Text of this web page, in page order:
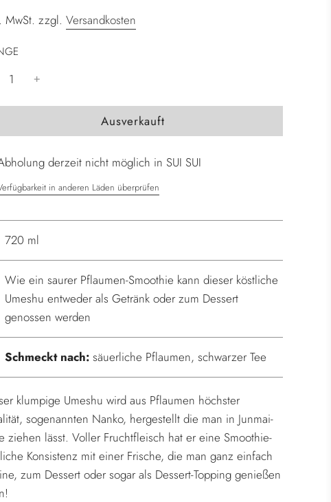
MwSt. zzgl.Versandkosten
W
i
r
d
g
l
n
.
.
Ausverkauft
derzeit nicht möglich in SUI SUI
in anderen Läden überprüfen
720 ml
Wie ein saurer Pflaumen-Smoothie kann dieser köstliche
Umeshu entweder als Getränk oder zum Dessert
genossen werden
Schmeckt nach:säuerliche Pflaumen, schwarzer Tee
klumpige Umeshu wird aus Pflaumen höchster
sogenannten Nanko, hergestellt die man in Junmai-
ziehen lässt. Voller Fruchtfleisch hat er eine Smoothie-
Konsistenz mit einer Frische, die man ganz einfach
zum Dessert oder sogar als Dessert-Topping genießen